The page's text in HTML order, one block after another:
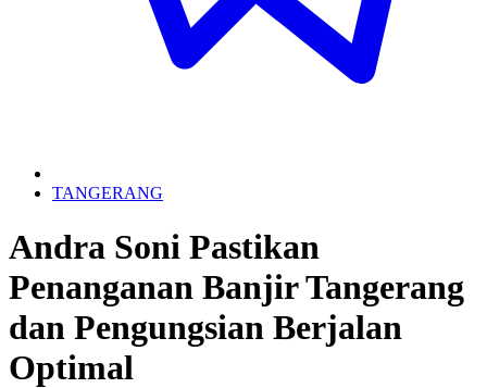
TANGERANG
Andra Soni Pastikan
Penanganan Banjir Tangerang
dan Pengungsian Berjalan
Optimal